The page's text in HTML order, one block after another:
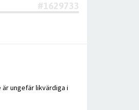
#1629733
ungefär likvärdiga i